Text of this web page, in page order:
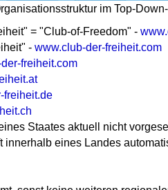
im Top-
= "Club-of-Freedom" -
- www.club-der-freiheit.com
freiheit.com
freiheit.de
Staates aktuell nicht
eines Landes